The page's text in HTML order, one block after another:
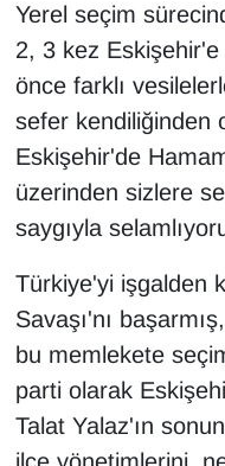
Yerel seçim
2, 3 kez
önce farklı
sefer kendiliğinden
Eskişehir'de
üzerinden sizlere
saygıyla
Türkiye'yi işgalden
Savaşı'nı
bu memlekete
parti olarak
Talat Yalaz'ın